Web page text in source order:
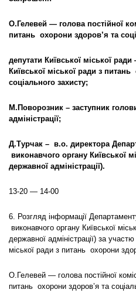
О.Гелевей — голова постійної
питань охорони здоров’я та
депутати Київської міської
Київської міської ради з
соціального захисту;
М.Поворозник – заступник
адміністрації;
Д.Турчак – в.о. директора
виконавчого органу Київської
державної адміністрації).
13-20 — 14-00
6. Розгляд інформації
виконавчого органу Київської
державної адміністрації) за участю
міської ради з питань охорони
О.Гелевей — голова постійної
питань охорони здоров’я та